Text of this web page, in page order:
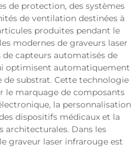
de protection, des systèmes
de ventilation destinées à
produites pendant le
modernes de graveurs laser
capteurs automatisés de
optimisent automatiquement
de substrat. Cette technologie
le marquage de composants
la personnalisation
dispositifs médicaux et la
architecturales. Dans les
graveur laser infrarouge est